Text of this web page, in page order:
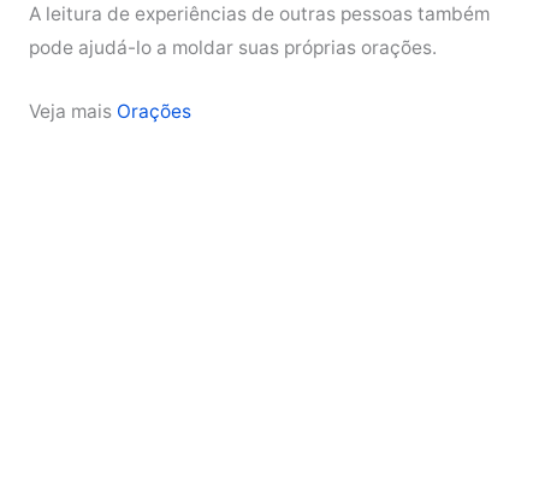
A leitura de experiências de outras pessoas também
pode ajudá-lo a moldar suas próprias orações.
Veja mais Orações